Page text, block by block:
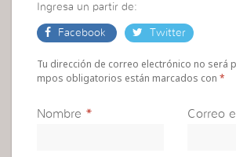
Ingresa un partir de:
Facebook Twitter
Tu dirección de correo electrónico no será
mpos obligatorios están marcados con*
Nombre * Correo